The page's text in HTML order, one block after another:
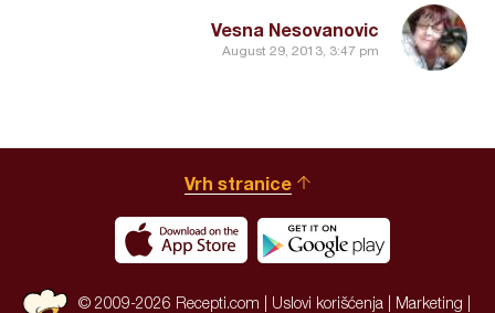
Vesna Nesovanovic
August 29, 2013, 3:47 pm
Vrh stranice
© 2009-2026 Recepti.com | Uslovi korišćenja Marketing